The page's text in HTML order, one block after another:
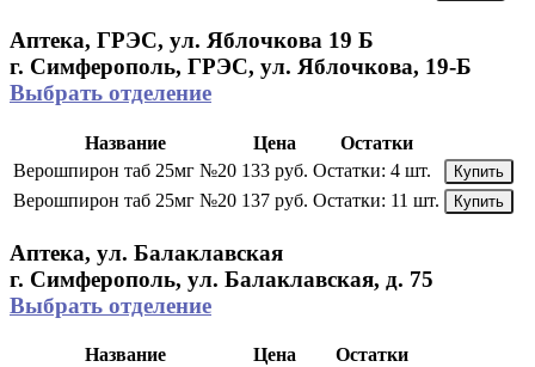
Аптека, ГРЭС, ул. Яблочкова 19 Б
г. Симферополь, ГРЭС, ул. Яблочкова, 19-Б
Выбрать отделение
Название Цена
Остатки
Верошпирон таб 25мг №20 133 руб. Остатки: 4 шт. Купить
Верошпирон таб 25мг №20 137 руб. Остатки: 11 шт. Купить
Аптека, ул. Балаклавская
г. Симферополь, ул. Балаклавская, д. 75
Выбрать отделение
Название Цена
Остатки